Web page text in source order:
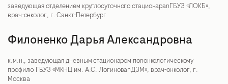
заведующая отделением круглосуточного стационараnГБУЗ «ЛОКБ»,
врач-онколог, г. Санкт-Петербург
Филоненко Дарья Александровна
к.м.н., заведующая дневным стационаром поnонкологическому
профилю ГБУЗ «МКНЦ им. А.С. ЛогиноваnДЗМ», врач-онколог, г.
Москва